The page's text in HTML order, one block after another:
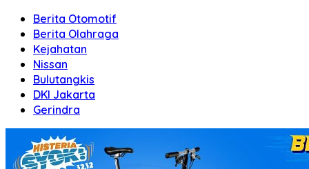
Berita Otomotif
Berita Olahraga
Kejahatan
Nissan
Bulutangkis
DKI Jakarta
Gerindra